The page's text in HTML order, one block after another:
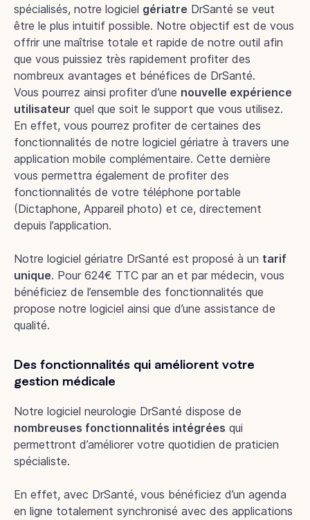
spécialisés, notre logiciel gériatre DrSanté se veut
être le plus intuitif possible. Notre objectif est de vous
offrir une maîtrise totale et rapide de notre outil afin
que vous puissiez très rapidement profiter des
nombreux avantages et bénéfices de DrSanté.
Vous pourrez ainsi profiter d’une nouvelle expérience
utilisateur quel que soit le support que vous utilisez.
En effet, vous pourrez profiter de certaines des
fonctionnalités de notre logiciel gériatre à travers une
application mobile complémentaire. Cette dernière
vous permettra également de profiter des
fonctionnalités de votre téléphone portable
(Dictaphone, Appareil photo) et ce, directement
depuis l’application.
Notre logiciel gériatre DrSanté est proposé à un tarif
unique. Pour 624€ TTC par an et par médecin, vous
bénéficiez de l’ensemble des fonctionnalités que
propose notre logiciel ainsi que d’une assistance de
qualité.
Des fonctionnalités qui améliorent votre
gestion médicale
Notre logiciel neurologie DrSanté dispose de
nombreuses fonctionnalités intégrées qui
permettront d’améliorer votre quotidien de praticien
spécialiste.
En effet, avec DrSanté, vous bénéficiez d’un agenda
en ligne totalement synchronisé avec des applications